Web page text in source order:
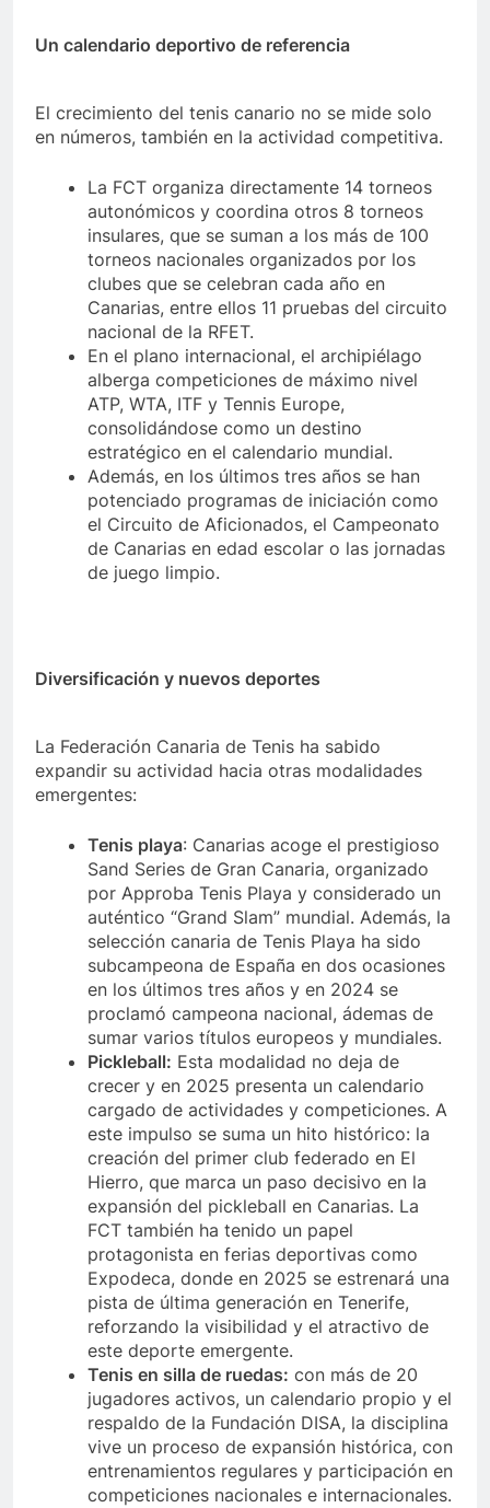
Un calendario deportivo de referencia
El crecimiento del tenis canario no se mide solo
en números, también en la actividad competitiva.
La FCT organiza directamente 14 torneos
autonómicos y coordina otros 8 torneos
insulares, que se suman a los más de 100
torneos nacionales organizados por los
clubes que se celebran cada año en
Canarias, entre ellos 11 pruebas del circuito
nacional de la RFET.
En el plano internacional, el archipiélago
alberga competiciones de máximo nivel
ATP, WTA, ITF y Tennis Europe,
consolidándose como un destino
estratégico en el calendario mundial.
Además, en los últimos tres años se han
potenciado programas de iniciación como
el Circuito de Aficionados, el Campeonato
de Canarias en edad escolar o las jornadas
de juego limpio.
Diversificación y nuevos deportes
La Federación Canaria de Tenis ha sabido
expandir su actividad hacia otras modalidades
emergentes:
Tenis playa: Canarias acoge el prestigioso
Sand Series de Gran Canaria, organizado
por Approba Tenis Playa y considerado un
auténtico “Grand Slam” mundial. Además, la
selección canaria de Tenis Playa ha sido
subcampeona de España en dos ocasiones
en los últimos tres años y en 2024 se
proclamó campeona nacional, ádemas de
sumar varios títulos europeos y mundiales.
Pickleball: Esta modalidad no deja de
crecer y en 2025 presenta un calendario
cargado de actividades y competiciones. A
este impulso se suma un hito histórico: la
creación del primer club federado en El
Hierro, que marca un paso decisivo en la
expansión del pickleball en Canarias. La
FCT también ha tenido un papel
protagonista en ferias deportivas como
Expodeca, donde en 2025 se estrenará una
pista de última generación en Tenerife,
reforzando la visibilidad y el atractivo de
este deporte emergente.
Tenis en silla de ruedas: con más de 20
jugadores activos, un calendario propio y el
respaldo de la Fundación DISA, la disciplina
vive un proceso de expansión histórica, con
entrenamientos regulares y participación en
competiciones nacionales e internacionales.